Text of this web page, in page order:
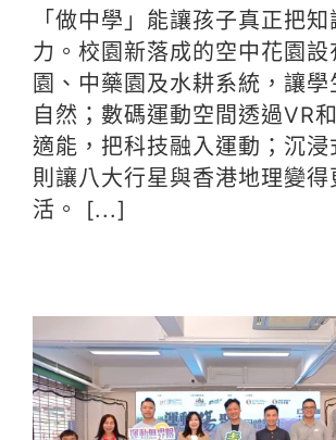
「做中學」能讓孩子真正把
力。校園新落成的空中花園設
園、中藥園及水耕系統，讓學
自然；數碼運動空間透過VR
適能，把科技融入運動；沉浸
則讓八大行星與香港地理變得
活。 [...]